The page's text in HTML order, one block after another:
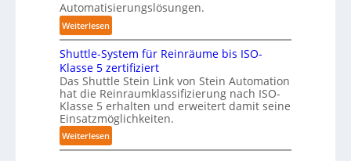
T
a
u
c
h
r
o
b
o
t
g
s
r
e
f
f
2
0
2
d
l
i
n
g
-
S
y
s
t
e
Automatisierungslösungen.
Weiterlesen:
K
o
m
p
a
k
t
e
Shuttle-System für Reinräume bis ISO-
Klasse 5 zertifiziert
Das Shuttle Stein Link von Stein Automation
hat die Reinraumklassifizierung nach ISO-
Klasse 5 erhalten und erweitert damit seine
Einsatzmöglichkeiten.
Weiterlesen:
S